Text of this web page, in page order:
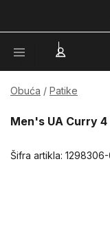
Obuća Patike
Men's UA Curry
Šifra artikla: